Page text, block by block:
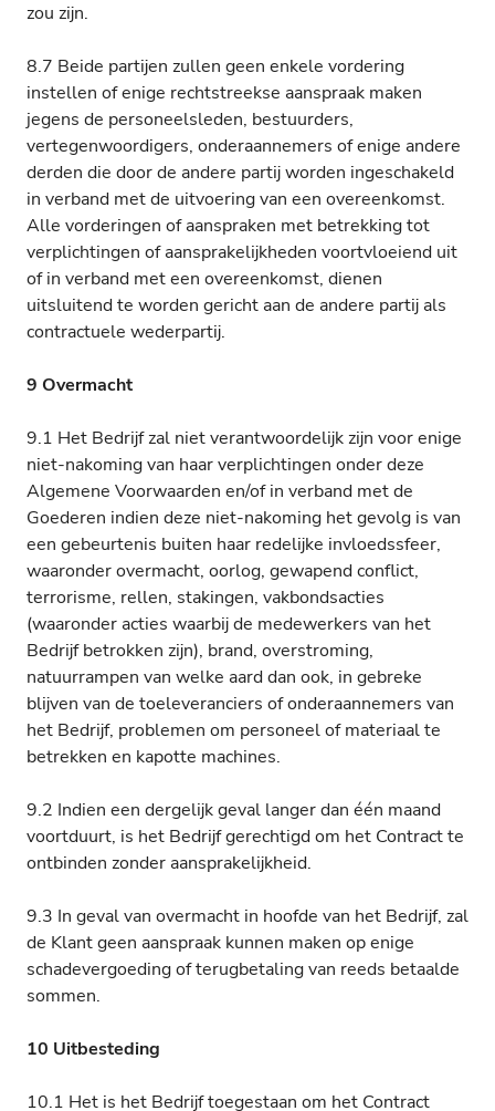
zou zijn.
8.7 Beide partijen zullen geen enkele vordering
instellen of enige rechtstreekse aanspraak maken
jegens de personeelsleden, bestuurders,
vertegenwoordigers, onderaannemers of enige andere
derden die door de andere partij worden ingeschakeld
in verband met de uitvoering van een overeenkomst.
Alle vorderingen of aanspraken met betrekking tot
verplichtingen of aansprakelijkheden voortvloeiend uit
of in verband met een overeenkomst, dienen
uitsluitend te worden gericht aan de andere partij als
contractuele wederpartij.
9 Overmacht
9.1 Het Bedrijf zal niet verantwoordelijk zijn voor enige
niet-nakoming van haar verplichtingen onder deze
Algemene Voorwaarden en/of in verband met de
Goederen indien deze niet-nakoming het gevolg is van
een gebeurtenis buiten haar redelijke invloedssfeer,
waaronder overmacht, oorlog, gewapend conflict,
terrorisme, rellen, stakingen, vakbondsacties
(waaronder acties waarbij de medewerkers van het
Bedrijf betrokken zijn), brand, overstroming,
natuurrampen van welke aard dan ook, in gebreke
blijven van de toeleveranciers of onderaannemers van
het Bedrijf, problemen om personeel of materiaal te
betrekken en kapotte machines.
9.2 Indien een dergelijk geval langer dan één maand
voortduurt, is het Bedrijf gerechtigd om het Contract te
ontbinden zonder aansprakelijkheid.
9.3 In geval van overmacht in hoofde van het Bedrijf, zal
de Klant geen aanspraak kunnen maken op enige
schadevergoeding of terugbetaling van reeds betaalde
sommen.
10 Uitbesteding
10.1 Het is het Bedrijf toegestaan om het Contract